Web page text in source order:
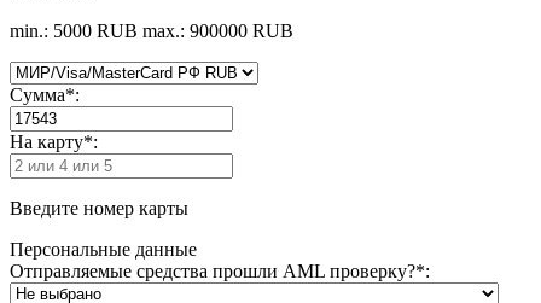
min.: 5000 RUB max.: 900000 RUB
Сумма*:
На карту*:
Введите номер карты
Персональные данные
Отправляемые средства прошли AML проверку?*: